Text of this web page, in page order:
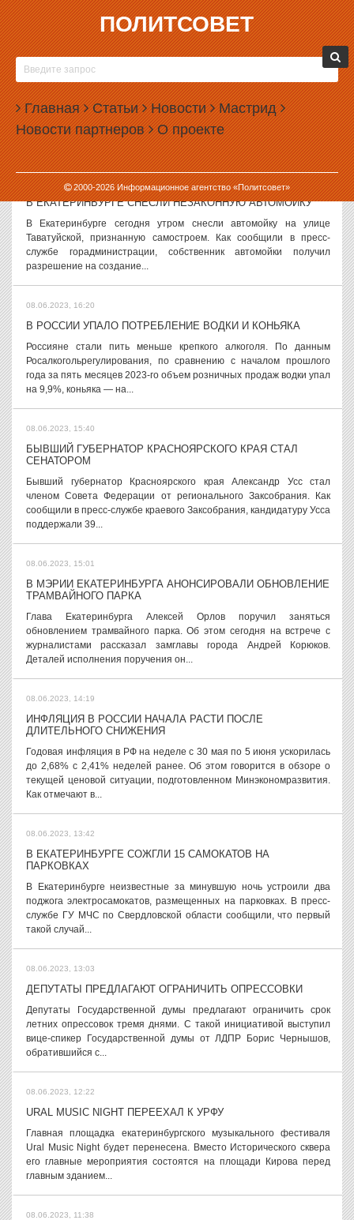
ПОЛИТСОВЕТ
Главная Статьи Новости Мастрид
Новости партнеров О проекте
2000-2026Информационное агентство «Политсовет»
08.06.2023, 17:55
В ГОСДУМЕ ВЫСТУПИЛИ ЗА ОГРАНИЧЕНИЕ ПРОДАЖИ
САМОГОННЫХ АППАРАТОВ
На фоне массового отравления суррогатным сидром в Госдуме
предложили ограничить продажу самогонных аппаратов. Как
сообщает РИА «Новости», с таким предложением выступил
депутат нижней палаты...
08.06.2023, 17:03
В ЕКАТЕРИНБУРГЕ СНЕСЛИ НЕЗАКОННУЮ АВТОМОЙКУ
В Екатеринбурге сегодня утром снесли автомойку на улице
Таватуйской, признанную самостроем. Как сообщили в пресс-
службе горадминистрации, собственник автомойки получил
разрешение на создание...
08.06.2023, 16:20
В РОССИИ УПАЛО ПОТРЕБЛЕНИЕ ВОДКИ И КОНЬЯКА
Россияне стали пить меньше крепкого алкоголя. По данным
Росалкогольрегулирования, по сравнению с началом прошлого
года за пять месяцев 2023-го объем розничных продаж водки упал
на 9,9%, коньяка — на...
08.06.2023, 15:40
БЫВШИЙ ГУБЕРНАТОР КРАСНОЯРСКОГО КРАЯ СТАЛ
СЕНАТОРОМ
Бывший губернатор Красноярского края Александр Усс стал
членом Совета Федерации от регионального Заксобрания. Как
сообщили в пресс-службе краевого Заксобрания, кандидатуру Усса
поддержали 39...
08.06.2023, 15:01
В МЭРИИ ЕКАТЕРИНБУРГА АНОНСИРОВАЛИ ОБНОВЛЕНИЕ
ТРАМВАЙНОГО ПАРКА
Глава Екатеринбурга Алексей Орлов поручил заняться
обновлением трамвайного парка. Об этом сегодня на встрече с
журналистами рассказал замглавы города Андрей Корюков.
Деталей исполнения поручения он...
08.06.2023, 14:19
ИНФЛЯЦИЯ В РОССИИ НАЧАЛА РАСТИ ПОСЛЕ
ДЛИТЕЛЬНОГО СНИЖЕНИЯ
Годовая инфляция в РФ на неделе с 30 мая по 5 июня ускорилась
до 2,68% с 2,41% неделей ранее. Об этом говорится в обзоре о
текущей ценовой ситуации, подготовленном Минэкономразвития.
Как отмечают в...
08.06.2023, 13:42
В ЕКАТЕРИНБУРГЕ СОЖГЛИ 15 САМОКАТОВ НА
ПАРКОВКАХ
В Екатеринбурге неизвестные за минувшую ночь устроили два
поджога электросамокатов, размещенных на парковках. В пресс-
службе ГУ МЧС по Свердловской области сообщили, что первый
такой случай...
08.06.2023, 13:03
ДЕПУТАТЫ ПРЕДЛАГАЮТ ОГРАНИЧИТЬ ОПРЕССОВКИ
Депутаты Государственной думы предлагают ограничить срок
летних опрессовок тремя днями. С такой инициативой выступил
вице-спикер Государственной думы от ЛДПР Борис Чернышов,
обратившийся с...
08.06.2023, 12:22
URAL MUSIC NIGHT ПЕРЕЕХАЛ К УРФУ
Главная площадка екатеринбургского музыкального фестиваля
Ural Music Night будет перенесена. Вместо Исторического сквера
его главные мероприятия состоятся на площади Кирова перед
главным зданием...
08.06.2023, 11:38